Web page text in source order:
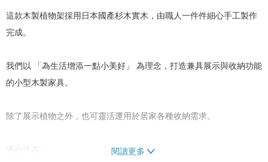
這款木製植物架採用日本國產杉木實木，由職人一件件細心手工製作
完成。
我們以 「為生活增添一點小美好」 為理念，打造兼具展示與收納功能
的小型木製家具。
除了展示植物之外，也可靈活運用於居家各種收納需求。
適合作為： 閱讀更多